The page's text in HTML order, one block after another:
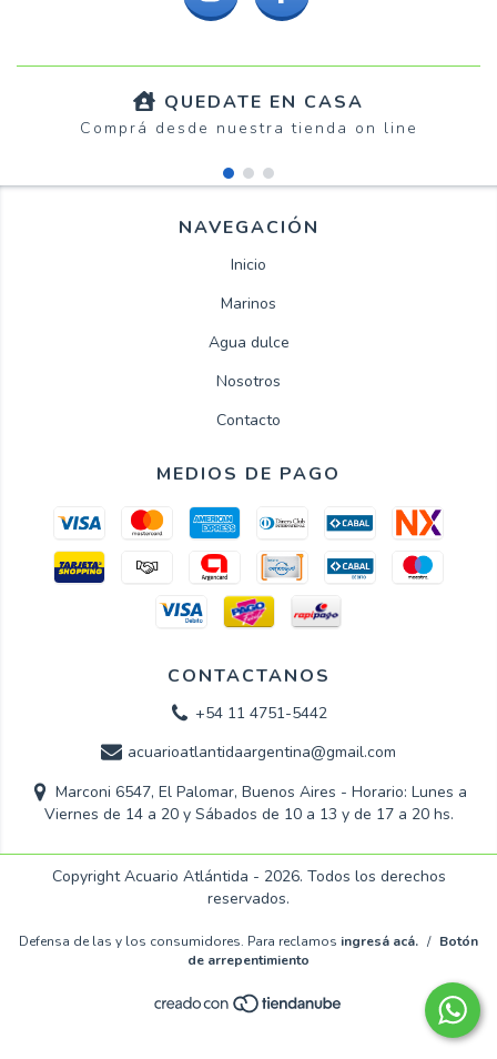
QUEDATE EN CASA
Comprá desde nuestra tienda on line
NAVEGACIÓN
Inicio
Marinos
Agua dulce
Nosotros
Contacto
MEDIOS DE PAGO
CONTACTANOS
+54 11 4751-5442
acuarioatlantidaargentina@gmail.com
Marconi 6547, El Palomar, Buenos Aires - Horario: Lunes a
Viernes de 14 a 20 y Sábados de 10 a 13 y de 17 a 20 hs.
Copyright Acuario Atlántida - 2026. Todos los derechos
reservados.
Defensa de las y los consumidores. Para reclamos ingresá acá. / Botón
de arrepentimiento